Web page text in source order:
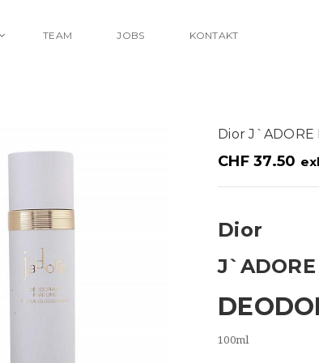
TEAM JOBS KONTAKT
Dior J`ADORE
CHF37.50
Dior
J`ADORE
100ml